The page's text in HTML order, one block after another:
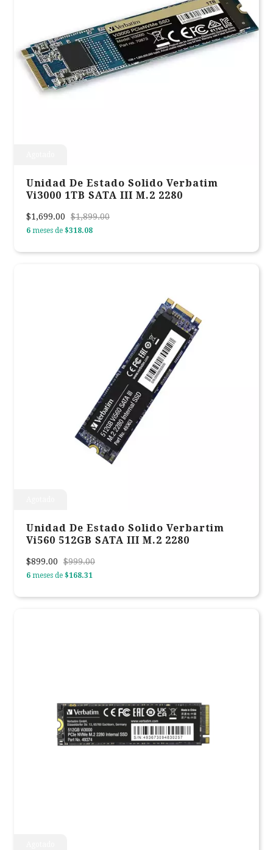
Unidad De Estado Solido Verbatim
Vi3000 1TB SATA III M.2 2280
$1,699.00 $1,899.00
6 meses de $318.08
Unidad De Estado Solido Verbartim
Vi560 512GB SATA III M.2 2280
$899.00 $999.00
6 meses de $168.31